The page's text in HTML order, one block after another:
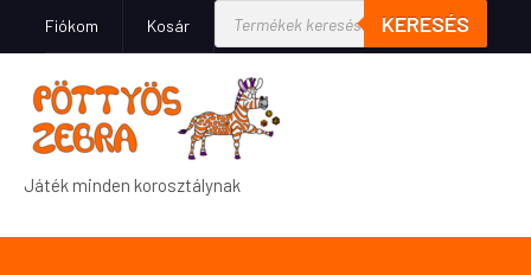
Fiókom Kosár KERESÉS
Játék minden korosztálynak